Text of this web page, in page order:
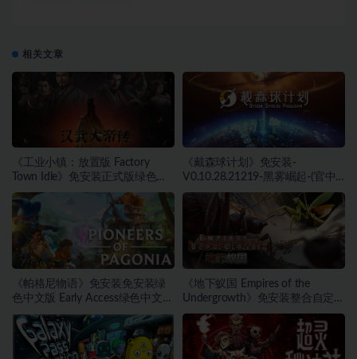
相关文章
《工业小镇：放置版 Factory
Town Idle》免安装正式版绿色中
文版[171 MB][百度网盘]
《戴森球计划》免安装-
V0.10.28.21219-黑雾崛起-(官中)
绿色中文版[4.31 GB][百度网盘]
《帕格尼物语》免安装免安装绿
色中文版 Early Access绿色中文版
[2.55 GB][百度网盘]
《地下蚁国 Empires of the
Undergrowth》免安装整合自定义
游戏更新绿色中文版[4.59 GB][百
度网盘]